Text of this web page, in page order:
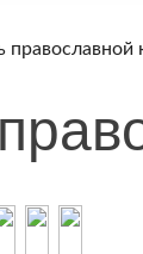
православной